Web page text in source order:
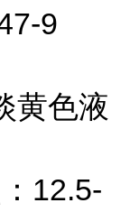
9
黄色液
12.5-